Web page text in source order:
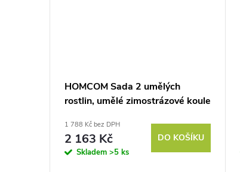
HOMCOM Sada 2 umělých
rostlin, umělé zimostrázové koule
exteriér, odolné proti UV záření,
zelené barvy
1 788 Kč bez DPH
2 163 Kč
Skladem >5 ks
DO KOŠÍKU